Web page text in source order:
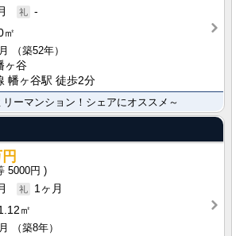
-
㎡
（築52年）
ヶ谷
幡ヶ谷駅 徒歩2分
ーマンション！シェアにオススメ～
5000円
1ヶ月
㎡
（築8年）